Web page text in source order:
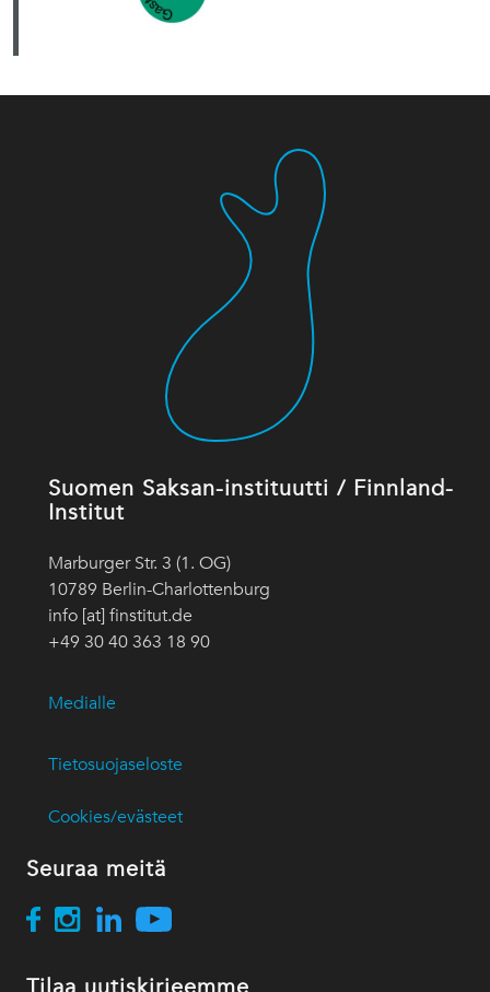
Suomen Saksan-instituutti / Finnland-
Institut
Marburger Str. 3 (1. OG)
10789 Berlin-Charlottenburg
info [at] finstitut.de
+49 30 40 363 18 90
Medialle
Tietosuojaseloste
Cookies/evästeet
Seuraa meitä